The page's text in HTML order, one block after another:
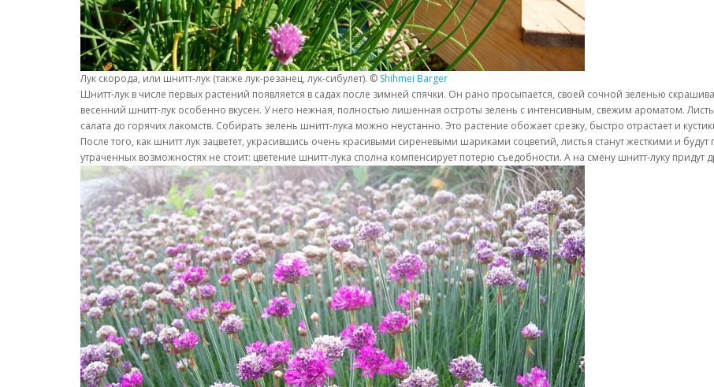
Лук скорода, или шнитт-лук (также лук-резанец, лук-сибулет). © Shihmei Barger
Шнитт-лук в числе первых растений появляется в садах после зимней спячки. Он рано просыпается, своей сочной зеленью
весенний шнитт-лук особенно вкусен. У него нежная, полностью лишенная остроты зелень с интенсивным, свежим ароматом.
салата до горячих лакомств. Собирать зелень шнитт-лука можно неустанно. Это растение обожает срезку, быстро отрастает и
После того, как шнитт лук зацветет, украсившись очень красивыми сиреневыми шариками соцветий, листья станут жесткими и
утраченных возможностях не стоит: цветение шнитт-лука сполна компенсирует потерю съедобности. А на смену шнитт-луку придут